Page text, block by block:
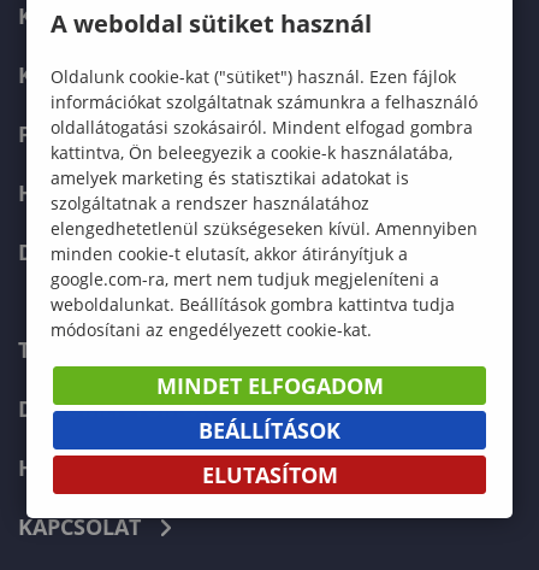
KARUNK
KÉPZÉSEK
FELVÉTELIZŐKNEK
HALLGATÓKNAK
DOKTORI ISKOLA
TELEFONKÖNYV
DOKUMENTUMOK
HÍREK
KAPCSOLAT
A weboldal sütiket használ
Oldalunk cookie-kat ("sütiket") használ. Ezen fájlok
információkat szolgáltatnak számunkra a felhasználó
oldallátogatási szokásairól. Mindent elfogad gombra
kattintva, Ön beleegyezik a cookie-k használatába,
amelyek marketing és statisztikai adatokat is
szolgáltatnak a rendszer használatához
elengedhetetlenül szükségeseken kívül. Amennyiben
minden cookie-t elutasít, akkor átirányítjuk a
google.com-ra, mert nem tudjuk megjeleníteni a
weboldalunkat. Beállítások gombra kattintva tudja
módosítani az engedélyezett cookie-kat.
MINDET ELFOGADOM
BEÁLLÍTÁSOK
ELUTASÍTOM